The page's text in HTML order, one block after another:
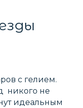
с гелием.
никого не
идеальным